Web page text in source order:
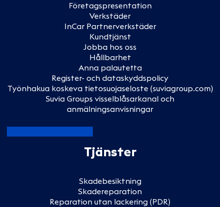
Företagspresentation
Verkstäder
InCar Partnerverkstäder
Kundtjänst
Jobba hos oss
Hållbarhet
Anna palautetta
Register- och dataskyddspolicy
Työnhakua koskeva tietosuojaseloste (suviagroup.com)
Suvia Groups visselblåsarkanal och
anmälningsanvisningar
Tjänster
Skadebesiktning
Skadereparation
Reparation utan lackering (PDR)